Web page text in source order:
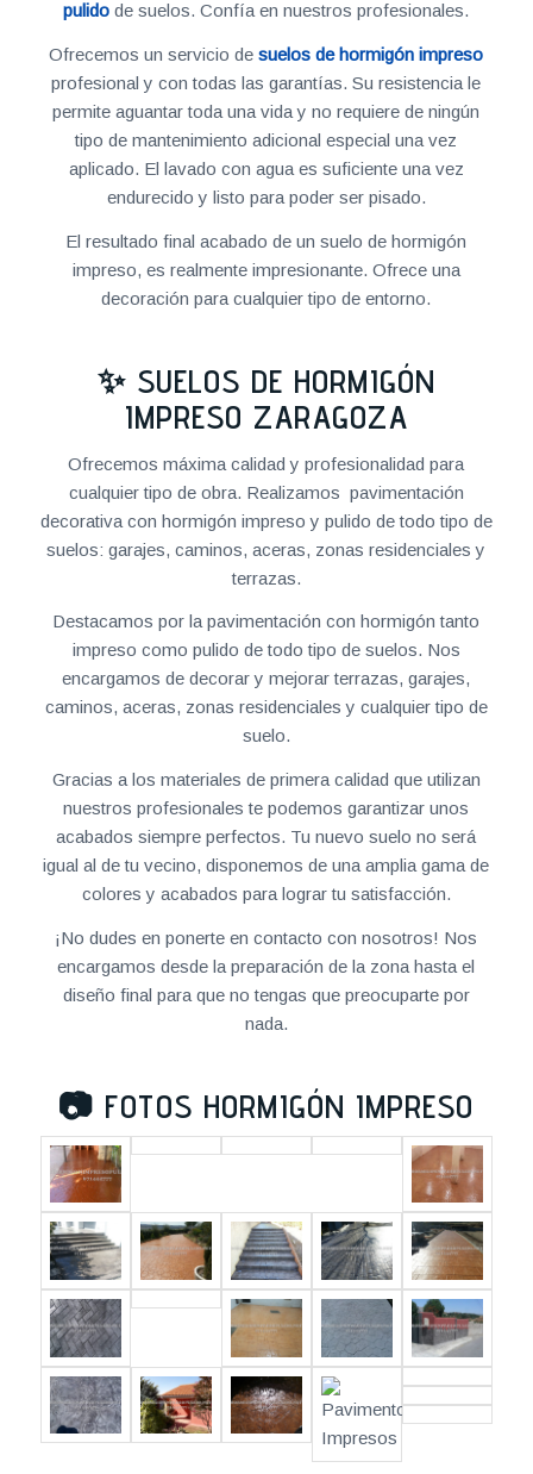
pulido de suelos. Confía en nuestros profesionales.
Ofrecemos un servicio desuelos de hormigón impreso
profesional y con todas las garantías. Su resistencia le
permite aguantar toda una vida y no requiere de ningún
tipo de mantenimiento adicional especial una vez
aplicado. El lavado con agua es suficiente una vez
endurecido y listo para poder ser pisado.
El resultado final acabado de un suelo de hormigón
impreso, es realmente impresionante. Ofrece una
decoración para cualquier tipo de entorno.
✨ SUELOS DE HORMIGÓN
IMPRESO ZARAGOZA
Ofrecemos máxima calidad y profesionalidad para
cualquier tipo de obra. Realizamos pavimentación
decorativa con hormigón impreso y pulido de todo tipo de
suelos: garajes, caminos, aceras, zonas residenciales y
terrazas.
Destacamos por la pavimentación con hormigón tanto
impreso como pulido de todo tipo de suelos. Nos
encargamos de decorar y mejorar terrazas, garajes,
caminos, aceras, zonas residenciales y cualquier tipo de
suelo.
Gracias a los materiales de primera calidad que utilizan
nuestros profesionales te podemos garantizar unos
acabados siempre perfectos. Tu nuevo suelo no será
igual al de tu vecino, disponemos de una amplia gama de
colores y acabados para lograr tu satisfacción.
¡No dudes en ponerte en contacto con nosotros! Nos
encargamos desde la preparación de la zona hasta el
diseño final para que no tengas que preocuparte por
nada.
📷 FOTOS HORMIGÓN IMPRESO